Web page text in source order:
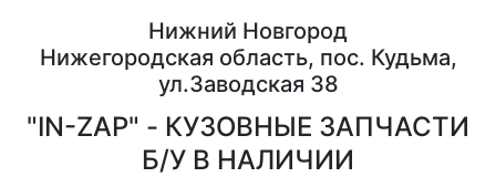
Нижний Новгород
Нижегородская область, пос. Кудьма,
ул.Заводская 38
"IN-ZAP" - КУЗОВНЫЕ ЗАПЧАСТИ
Б/У В НАЛИЧИИ